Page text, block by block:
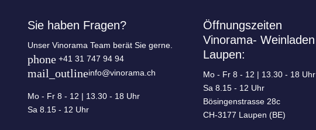
Sie haben Fragen?
Unser Vinorama Team berät Sie gerne.
phone +41 31 747 94 94
mail_outlineinfo@vinorama.ch
Mo - Fr 8 - 12 | 13.30 - 18 Uhr
Sa 8.15 - 12 Uhr
Öffnungszeiten
Vinorama- Weinladen
Laupen:
Mo - Fr 8 - 12 | 13.30 - 18 Uhr
Sa 8.15 - 12 Uhr
Bösingenstrasse 28c
CH-3177 Laupen (BE)